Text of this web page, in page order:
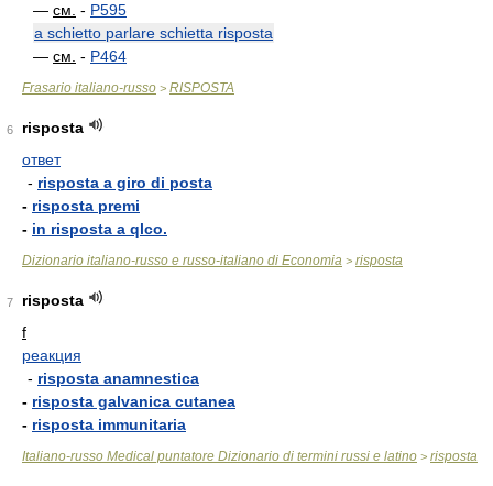
— см. - P595
a schietto parlare schietta risposta
— см. - P464
Frasario italiano-russo > RISPOSTA
6
risposta
ответ
- risposta a giro di posta
- risposta premi
- in risposta a qlco.
Dizionario italiano-russo e russo-italiano di Economia > risposta
7
risposta
f
реакция
- risposta anamnestica
- risposta galvanica cutanea
- risposta immunitaria
Italiano-russo Medical puntatore Dizionario di termini russi e latino > risposta